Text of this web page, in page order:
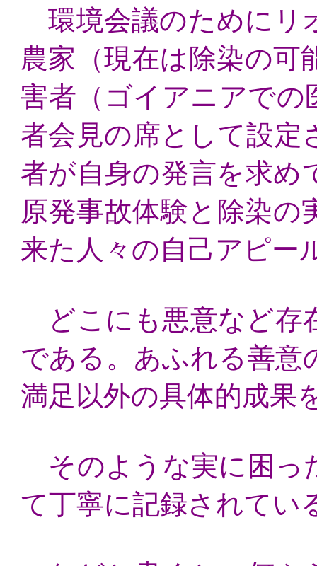
環境会議のためにリ
農家（現在は除染の可
害者（ゴイアニアでの
者会見の席として設定
者が自身の発言を求め
原発事故体験と除染
来た人々の自己アピー
どこにも悪意など存
である。あふれる善意
満足以外の具体的成果
そのような実に困っ
て丁寧に記録されてい